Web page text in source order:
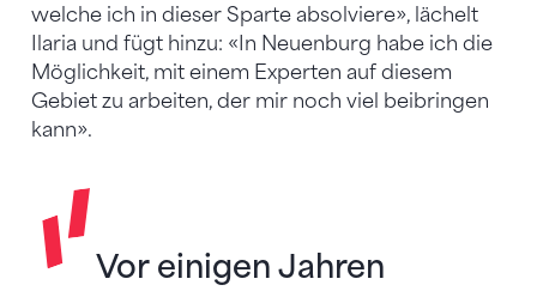
welche ich in dieser Sparte absolviere», lächelt
Ilaria und fügt hinzu: «In Neuenburg habe ich die
Möglichkeit, mit einem Experten auf diesem
Gebiet zu arbeiten, der mir noch viel beibringen
kann».
Vor einigen Jahren